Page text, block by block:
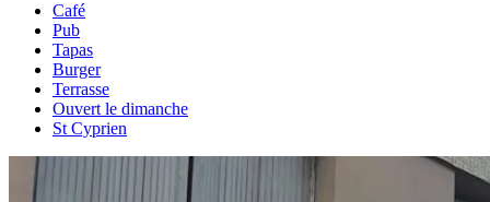
Café
Pub
Tapas
Burger
Terrasse
Ouvert le dimanche
St Cyprien